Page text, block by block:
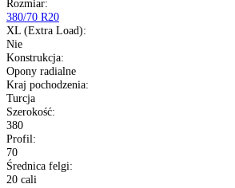
14 dni na zwrot
Kup opony na raty
Opis produktu
Dane techniczne
Producent
Starmaxx
Typ
Opony rolnicze